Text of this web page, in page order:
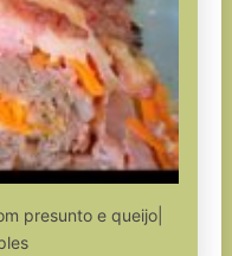
presunto e queijo|